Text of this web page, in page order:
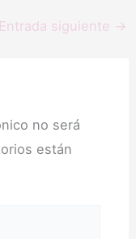
Entrada siguiente →
no será
están